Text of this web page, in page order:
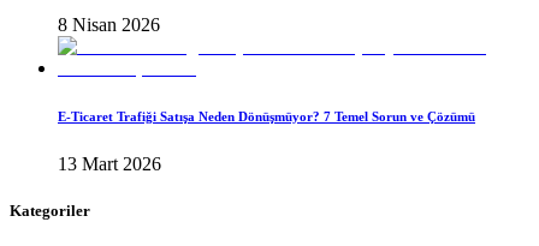
8 Nisan 2026
E-Ticaret Trafiği Satışa Neden Dönüşmüyor? 7 Temel Sorun ve Çözümü
13 Mart 2026
Kategoriler